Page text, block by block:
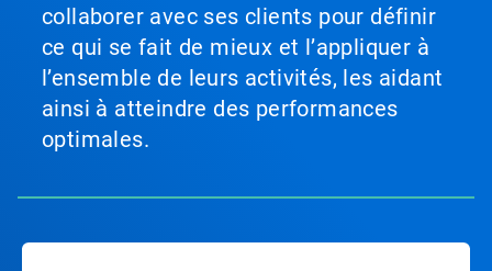
collaborer avec ses clients pour définir
ce qui se fait de mieux et l’appliquer à
l’ensemble de leurs activités, les aidant
ainsi à atteindre des performances
optimales.